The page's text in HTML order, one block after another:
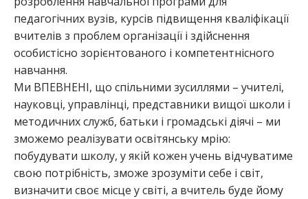
педагогічних вузів, курсів підвищення кваліфікації
вчителів з проблем організації і здійснення
особистісно зорієнтованого і компетентнісного
навчання.
Ми ВПЕВНЕНІ, що спільними зусиллями – учителі,
науковці, управлінці, представники вищої школи і
методичних служб, батьки і громадські діячі – ми
зможемо реалізувати освітянську мрію:
побудувати школу, у якій кожен учень відчуватиме
свою потрібність, зможе зрозуміти себе і світ,
визначити своє місце у світі, а вчитель буде йому